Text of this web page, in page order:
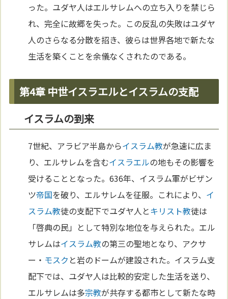
った。ユダヤ人はエルサレムへの立ち入りを禁じら
れ、完全に故郷を失った。この反乱の失敗はユダヤ
人のさらなる分散を招き、彼らは世界各地で新たな
生活を築くことを余儀なくされたのである。
第4章 中世イスラエルとイスラムの支配
イスラムの到来
7世紀、アラビア半島からイスラム教が急速に広ま
り、エルサレムを含むイスラエルの地もその影響を
受けることとなった。636年、イスラム軍がビザン
ツ帝国を破り、エルサレムを征服。これにより、 イ
スラム教徒の支配下でユダヤ人とキリスト教徒は
「啓典の民」として特別な地位を与えられた。エル
サレムはイスラム教の第三の聖地となり、アクサ
ー・ モスク と岩のドームが建設された。イスラム支
配下では、ユダヤ人は比較的安定した生活を送り、
エルサレムは多宗教が共存する都市として新たな時